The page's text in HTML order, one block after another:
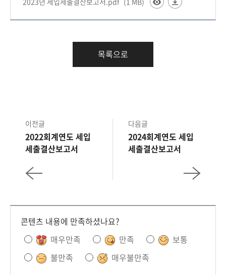
목록으로
이전글
2022회계연도 세입
세출결산보고서
다음글
2024회계연도 세입
세출결산보고서
콘텐츠 내용에 만족하셨나요?
매우만족
만족
보통
불만족
매우불만족